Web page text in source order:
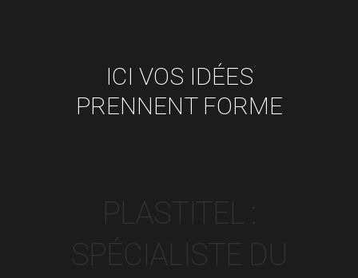
ICI VOS IDÉES
PRENNENT FORME
PLASTITEL :
SPÉCIALISTE DU